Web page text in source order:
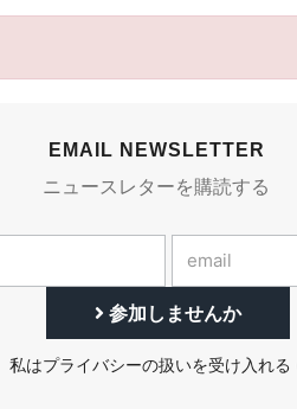
EMAIL NEWSLETTER
ニュースレターを購読する
参加しませんか
私はプライバシーの扱いを受け入れる